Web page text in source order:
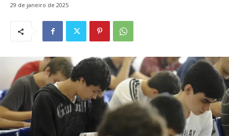
29 de janeiro de 2025